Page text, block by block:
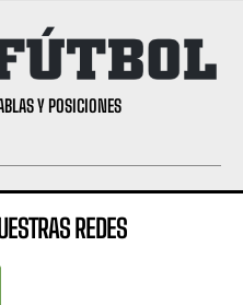
Y POSICIONES
REDES